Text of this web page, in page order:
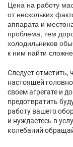
Цена на работу
от нескольких
аппарата и
проблема, тем
холодильников
к ним найти
Следует отметить,
настоящей
своем агрегате и
предотвратить
работу вашего
и нуждаетесь в
колебаний